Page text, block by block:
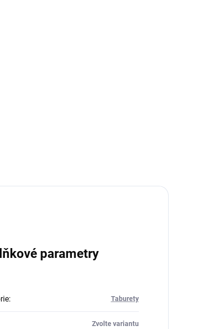
parametry
: Taburety
Zvolte variantu